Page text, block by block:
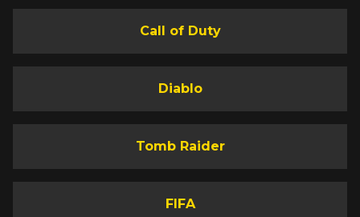
Call of Duty
Diablo
Tomb Raider
FIFA